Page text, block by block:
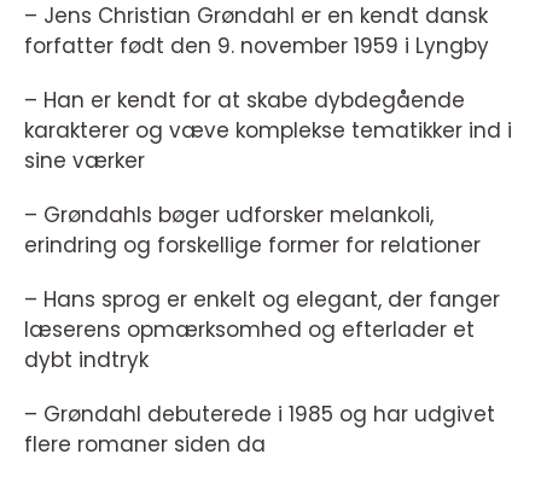
– Jens Christian Grøndahl er en kendt dansk
forfatter født den 9. november 1959 i Lyngby
– Han er kendt for at skabe dybdegående
karakterer og væve komplekse tematikker ind i
sine værker
– Grøndahls bøger udforsker melankoli,
erindring og forskellige former for relationer
– Hans sprog er enkelt og elegant, der fanger
læserens opmærksomhed og efterlader et
dybt indtryk
– Grøndahl debuterede i 1985 og har udgivet
flere romaner siden da